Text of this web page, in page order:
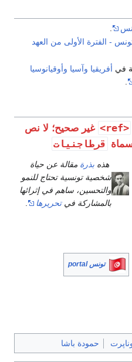
- الفترة الأولى من العهد
في أفريقيا وآسيا وأوقيانوسيا
<ref>
غير صحيح؛ لا نص
قرطاجنيات
هذه بذرة مقالة عن حياة
شخصية تونسية تحتاج للنمو
والتحسين، ساهم في إثرائها
بالمشاركة فيتحريرها
تونس portal
حمودة باشا